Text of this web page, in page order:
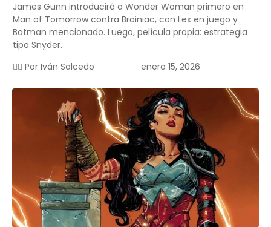
James Gunn introducirá a Wonder Woman primero en
Man of Tomorrow contra Brainiac, con Lex en juego y
Batman mencionado. Luego, película propia: estrategia
tipo Snyder.
✍🏻 Por Iván Salcedo enero 15, 2026